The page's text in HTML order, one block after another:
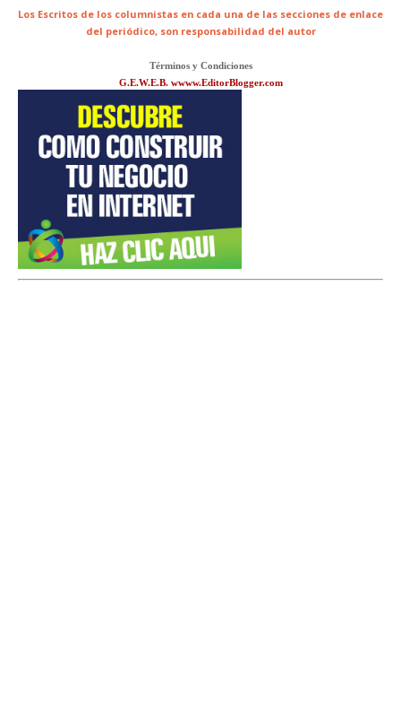
Los Escritos de los columnistas en cada una de las secciones de enlace
del periódico, son responsabilidad del autor
Términos y Condiciones
G.E.W.E.B. wwww.EditorBlogger.com